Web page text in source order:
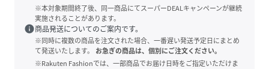
※本対象期間終了後、同一商品にてスーパーDEALキャンペーンが継続
実施されることがあります。
info商品発送についてのご案内です。
※同時に複数の商品を注文された場合、一番遅い発送予定日にまとめ
て発送いたします。
お急ぎの商品は、個別にご注文ください。
※Rakuten Fashionでは、一部商品でお届け日時をご指定いただけま